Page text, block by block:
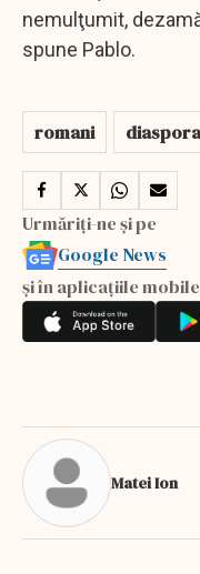
nemulţumit,
spune Pablo.
romani diaspora
Urmăriți-ne și pe
Google News
și în aplicațiile mobile
Matei Ion